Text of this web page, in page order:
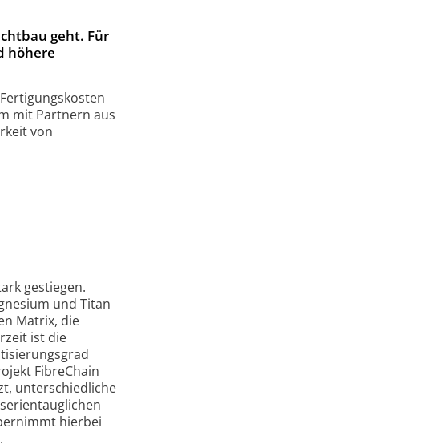
geht. Für
höhere
mit Partnern aus
von
gestiegen.
und Titan
Matrix, die
ist die
FibreChain
unterschiedliche
hierbei